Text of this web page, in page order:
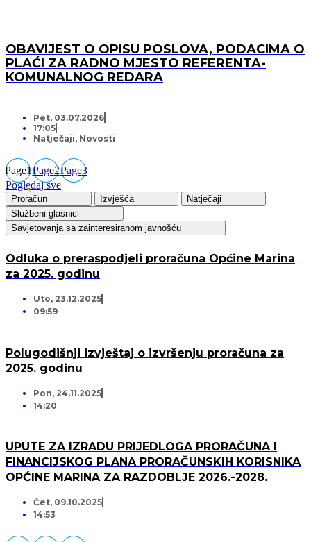
OBAVIJEST O OPISU POSLOVA, PODACIMA O
PLAĆI ZA RADNO MJESTO REFERENTA-
KOMUNALNOG REDARA
Pet, 03.07.2026
17:05
Natječaji, Novosti
Page1Page2Page3
Pogledaj sve
Proračun Izvješća
Natječaji
Službeni glasnici
Savjetovanja sa zainteresiranom javnošću
Odluka o preraspodjeli proračuna Općine Marina
za 2025. godinu
Uto, 23.12.2025
09:59
Polugodišnji izvještaj o izvršenju proračuna za
2025. godinu
Pon, 24.11.2025
14:20
UPUTE ZA IZRADU PRIJEDLOGA PRORAČUNA I
FINANCIJSKOG PLANA PRORAČUNSKIH KORISNIKA
OPĆINE MARINA ZA RAZDOBLJE 2026.-2028.
Čet, 09.10.2025
14:53